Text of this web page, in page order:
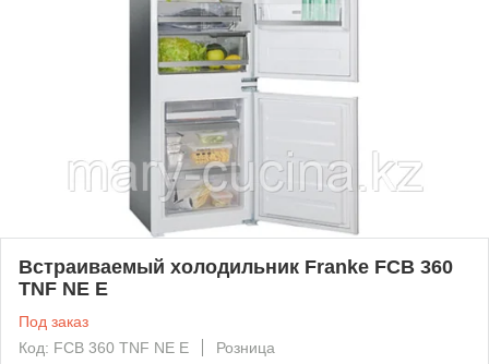
Встраиваемый холодильник Franke FCB 360
TNF NE E
Под заказ
Код: FCB 360 TNF NE E
Розница